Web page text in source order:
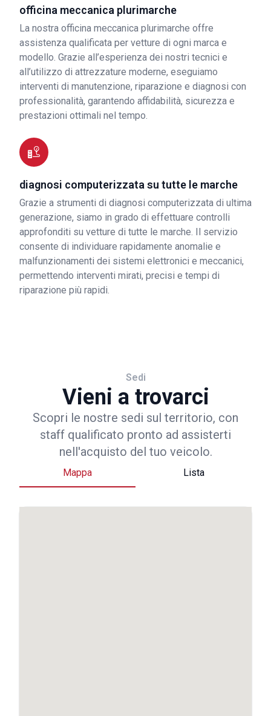
officina meccanica plurimarche
La nostra officina meccanica plurimarche offre
assistenza qualificata per vetture di ogni marca e
modello. Grazie all’esperienza dei nostri tecnici e
all’utilizzo di attrezzature moderne, eseguiamo
interventi di manutenzione, riparazione e diagnosi con
professionalità, garantendo affidabilità, sicurezza e
prestazioni ottimali nel tempo.
diagnosi computerizzata su tutte le marche
Grazie a strumenti di diagnosi computerizzata di ultima
generazione, siamo in grado di effettuare controlli
approfonditi su vetture di tutte le marche. Il servizio
consente di individuare rapidamente anomalie e
malfunzionamenti dei sistemi elettronici e meccanici,
permettendo interventi mirati, precisi e tempi di
riparazione più rapidi.
Sedi
Vieni a trovarci
Scopri le nostre sedi sul territorio, con
staff qualificato pronto ad assisterti
nell'acquisto del tuo veicolo.
Mappa Lista